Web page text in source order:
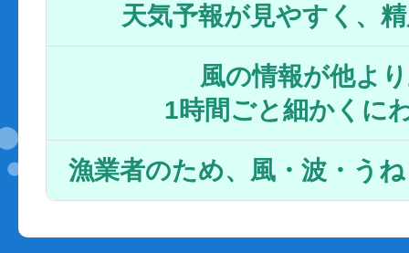
天気予報が見やすく、
風の情報が他よ
1時間ごと細かくに
漁業者のため、風・波・う